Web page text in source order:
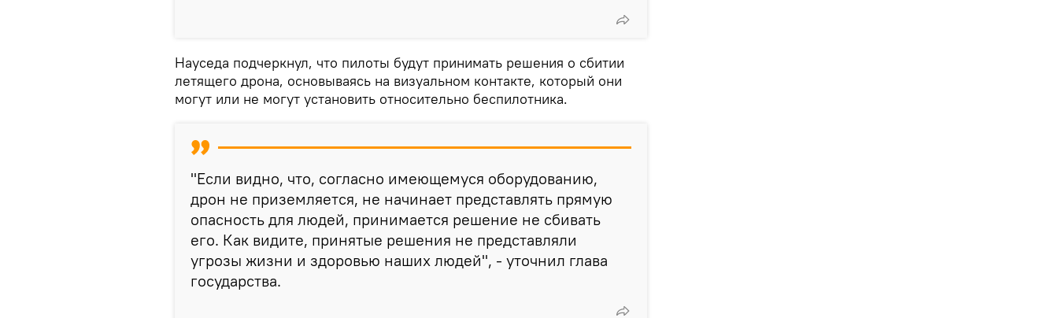
Науседа подчеркнул, что пилоты будут принимать решения о сбитии
летящего дрона, основываясь на визуальном контакте, который они
могут или не могут установить относительно беспилотника.
"Если видно, что, согласно имеющемуся оборудованию,
дрон не приземляется, не начинает представлять прямую
опасность для людей, принимается решение не сбивать
его. Как видите, принятые решения не представляли
угрозы жизни и здоровью наших людей", - уточнил глава
государства.